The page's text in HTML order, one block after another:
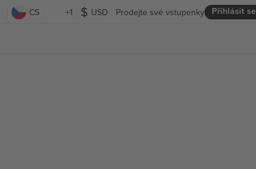
CS +1 USD Přihlásit se
Prodejte své vstupenky